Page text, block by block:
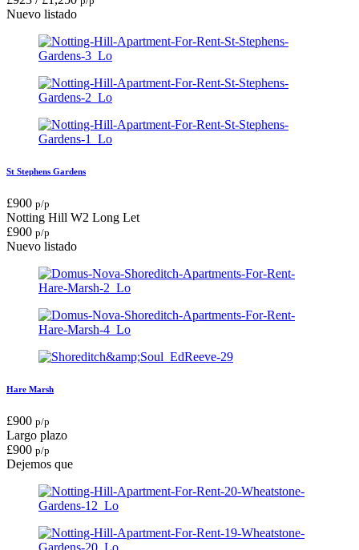
Nuevo listado
St Stephens Gardens
£900 p/p
Notting Hill W2 Long Let
£900 p/p
Nuevo listado
Hare Marsh
£900 p/p
Largo plazo
£900 p/p
Dejemos que